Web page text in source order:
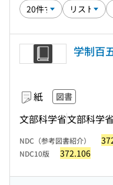
学制百
紙 図書
文部科学省文部科学省
NDC（参考図書紹介）
NDC10版 372.106